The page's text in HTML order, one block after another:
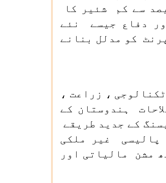
اور اثاثوں کا مونیٹائزیشن پہلے نہیں دیکھا گیا۔پبلک سیکٹرانڈر ٹیکنگ میں 51 فیصد سے کم شئیر کا
دفاع جیسے نئے
کو مدلل بنانے
، زراعت ،
ہندوستان کے
کے جدید طریقے
پالیسی غیر ملکی
مشن مالیاتی اور